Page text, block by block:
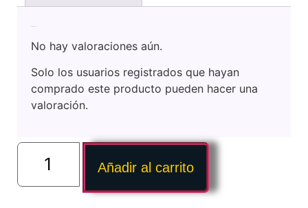
No hay valoraciones aún.
Solo los usuarios registrados que hayan
comprado este producto pueden hacer una
valoración.
Añadir al carrito